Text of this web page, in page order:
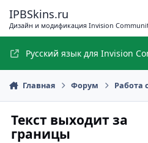
IPBSkins.ru
Дизайн и модификация Invision
Русский язык для Invision
Главная Форум Работа
Текст выходит за
границы